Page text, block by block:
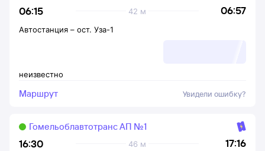
06:15 06:57
42 м
неизвестно
Автостанция – ост. Уза-1
Маршрут Увидели ошибку?
16:30 17:16
46 м
Гомельоблавтотранс АП №1